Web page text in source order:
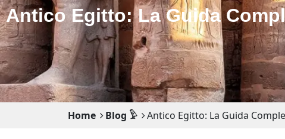
Antico Egitto: La Guida
Home Blog 𓅱 Antico Egitto: La Guida